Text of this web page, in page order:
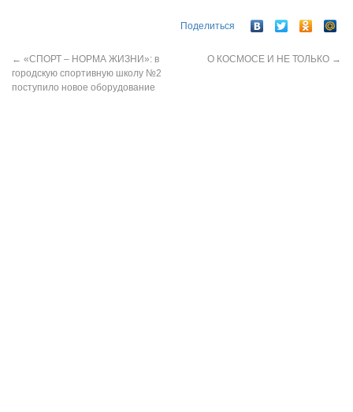
Поделиться
← «СПОРТ – НОРМА ЖИЗНИ»: в
городскую спортивную школу №2
поступило новое оборудование
О КОСМОСЕ И НЕ ТОЛЬКО →